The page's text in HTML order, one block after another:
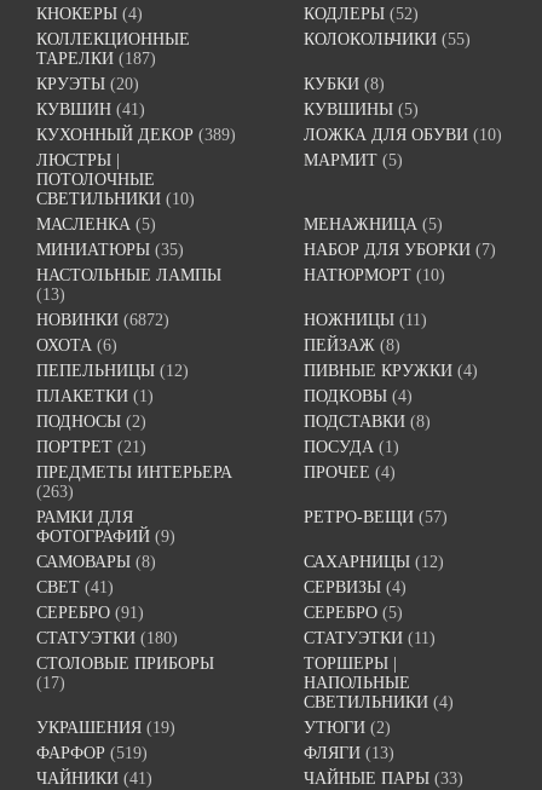
КНОКЕРЫ (4) КОДЛЕРЫ (52)
КОЛЛЕКЦИОННЫЕ
ТАРЕЛКИ (187)
КОЛОКОЛЬЧИКИ (55)
КРУЭТЫ (20) КУБКИ (8)
КУВШИН (41) КУВШИНЫ (5)
КУХОННЫЙ ДЕКОР (389) ЛОЖКА ДЛЯ ОБУВИ (10)
ЛЮСТРЫ |
ПОТОЛОЧНЫЕ
СВЕТИЛЬНИКИ (10)
МАРМИТ (5)
МАСЛЕНКА (5) МЕНАЖНИЦА (5)
МИНИАТЮРЫ (35) НАБОР ДЛЯ УБОРКИ (7)
НАСТОЛЬНЫЕ ЛАМПЫ
(13)
НАТЮРМОРТ (10)
НОВИНКИ (6872) НОЖНИЦЫ (11)
ОХОТА (6) ПЕЙЗАЖ (8)
ПЕПЕЛЬНИЦЫ (12) ПИВНЫЕ КРУЖКИ (4)
ПЛАКЕТКИ (1) ПОДКОВЫ (4)
ПОДНОСЫ (2) ПОДСТАВКИ (8)
ПОРТРЕТ (21) ПОСУДА (1)
ПРЕДМЕТЫ ИНТЕРЬЕРА
(263)
ПРОЧЕЕ (4)
РАМКИ ДЛЯ
ФОТОГРАФИЙ (9)
РЕТРО-ВЕЩИ (57)
САМОВАРЫ (8) САХАРНИЦЫ (12)
СВЕТ (41) СЕРВИЗЫ (4)
СЕРЕБРО (91) СЕРЕБРО (5)
СТАТУЭТКИ (180) СТАТУЭТКИ (11)
СТОЛОВЫЕ ПРИБОРЫ
(17)
ТОРШЕРЫ |
НАПОЛЬНЫЕ
СВЕТИЛЬНИКИ (4)
УКРАШЕНИЯ (19) УТЮГИ (2)
ФАРФОР (519) ФЛЯГИ (13)
ЧАЙНИКИ (41) ЧАЙНЫЕ ПАРЫ (33)